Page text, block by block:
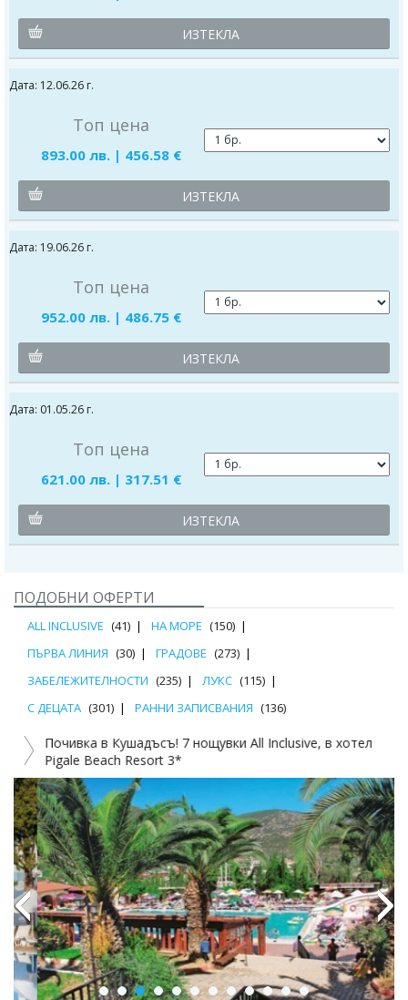
ИЗТЕКЛА
Дата: 12.06.26 г.
Топ цена
893.00 лв. | 456.58 €
ИЗТЕКЛА
Дата: 19.06.26 г.
Топ цена
952.00 лв. | 486.75 €
ИЗТЕКЛА
Дата: 01.05.26 г.
Топ цена
621.00 лв. | 317.51 €
ИЗТЕКЛА
ПОДОБНИ ОФЕРТИ
ALL INCLUSIVE (41) НА МОРЕ (150)
ПЪРВА ЛИНИЯ (30) ГРАДОВЕ (273)
ЗАБЕЛЕЖИТЕЛНОСТИ (235) ЛУКС (115)
С ДЕЦАТА (301) РАННИ ЗАПИСВАНИЯ (136)
Почивка в Кушадъсъ! 7 нощувки All Inclusive, в хотел
Pigale Beach Resort 3*
Previous Next